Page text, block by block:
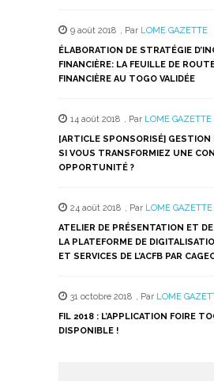
9 août 2018 , Par LOME GAZETTE
ÉLABORATION DE STRATÉGIE
FINANCIÈRE: LA FEUILLE DE
FINANCIÈRE AU TOGO VALIDÉE
14 août 2018 , Par LOME GAZETTE
[ARTICLE SPONSORISÉ] GESTION
SI VOUS TRANSFORMIEZ UNE
OPPORTUNITÉ ?
24 août 2018 , Par LOME GAZETTE
ATELIER DE PRÉSENTATION ET
LA PLATEFORME DE
ET SERVICES DE L’ACFB PAR
31 octobre 2018 , Par LOME
FIL 2018 : L’APPLICATION FOIRE
DISPONIBLE !